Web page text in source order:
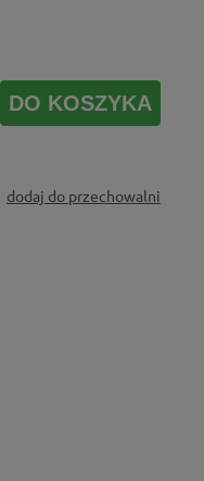
DO KOSZYKA
dodaj do przechowalni